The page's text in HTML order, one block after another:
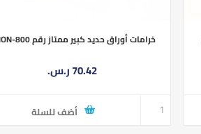
خرامات أوراق حديد كبير ممتاز رقم RAION-800
70.42 ر.س.‏
أضف للسلة